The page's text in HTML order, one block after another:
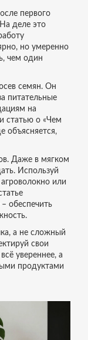
первого
деле это
но умеренно
чем один
семян. Он
питательные
на
статью о «Чем
объясняется,
Даже в мягком
Используй
или
обеспечить
а не сложный
свои
увереннее, а
продуктами